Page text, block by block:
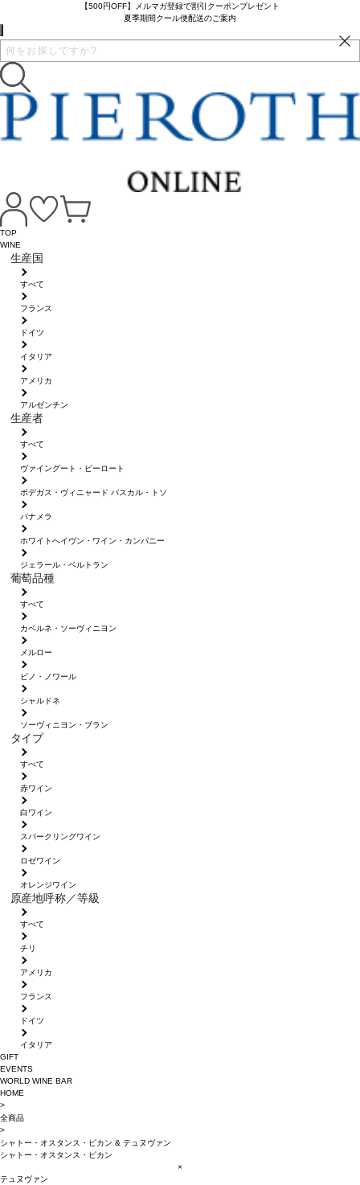
【500円OFF】メルマガ登録で割引クーポンプレゼント
夏季期間クール便配送のご案内
TOP
WINE
生産国
すべて
フランス
ドイツ
イタリア
アメリカ
アルゼンチン
生産者
すべて
ヴァイングート・ピーロート
ボデガス・ヴィニャード パスカル・トソ
パナメラ
ホワイトへイヴン・ワイン・カンパニー
ジェラール・ベルトラン
葡萄品種
すべて
カベルネ・ソーヴィニヨン
メルロー
ピノ・ノワール
シャルドネ
ソーヴィニヨン・ブラン
タイプ
すべて
赤ワイン
白ワイン
スパークリングワイン
ロゼワイン
オレンジワイン
原産地呼称／等級
すべて
チリ
アメリカ
フランス
ドイツ
イタリア
GIFT
EVENTS
WORLD WINE BAR
HOME
>
全商品
>
シャトー・オスタンス・ピカン & テュヌヴァン
シャトー・オスタンス・ピカン
×
テュヌヴァン